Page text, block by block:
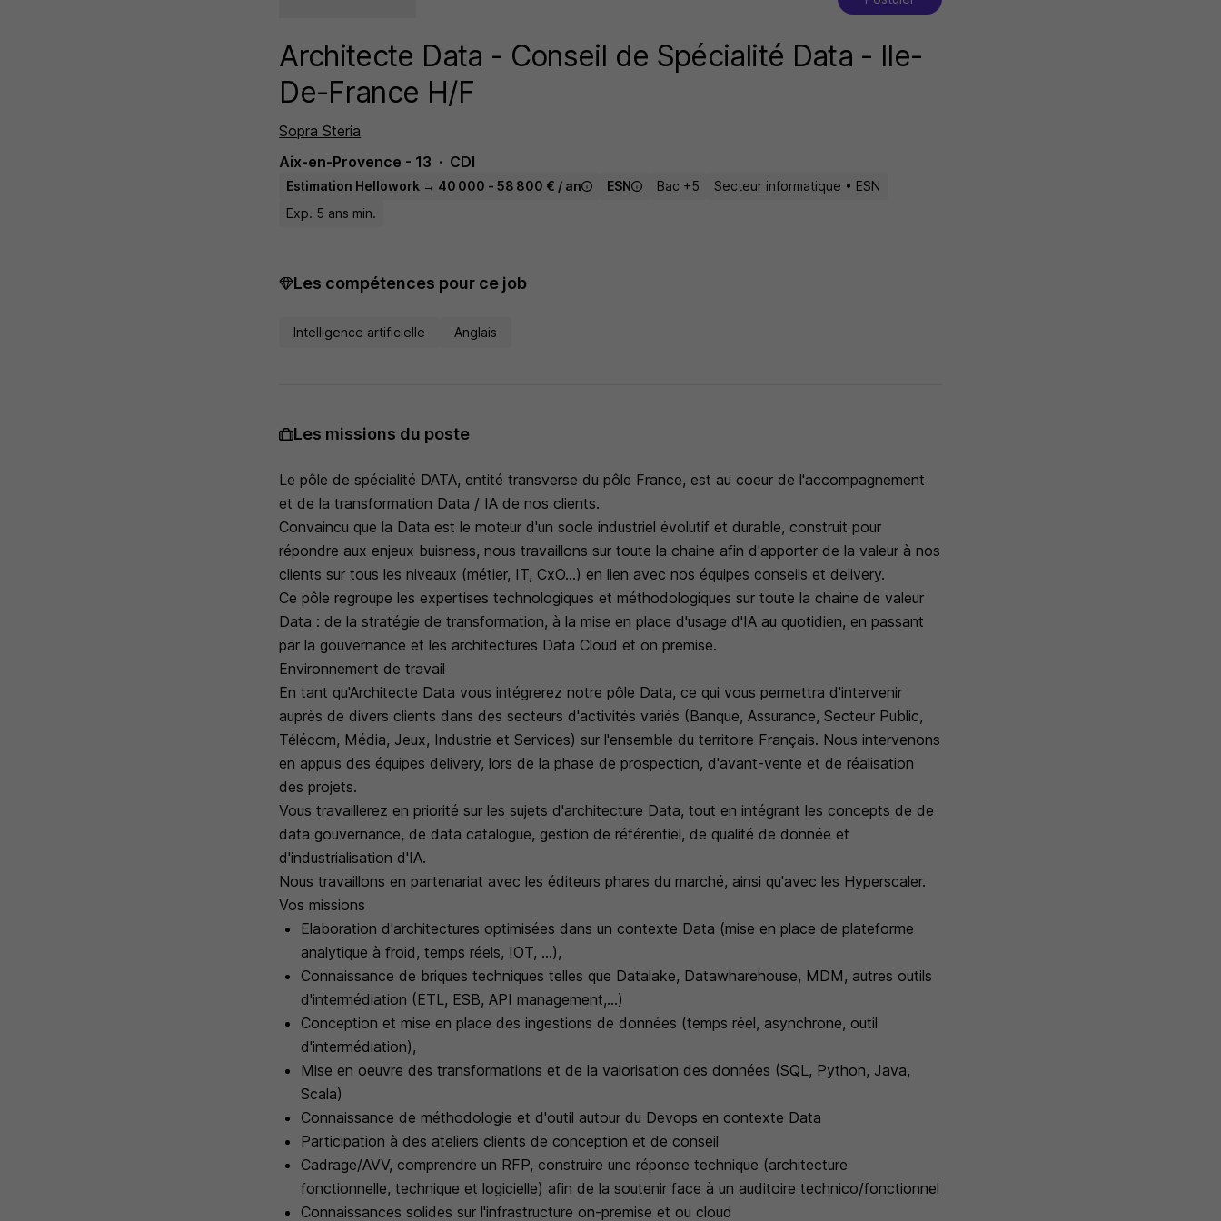
Architecte Data - Conseil de Spécialité Data - Ile-
De-France H/F
Sopra Steria
Aix-en-Provence - 13
CDI
Estimation Hellowork → 40 000 - 58 800 € / an ESN Bac +5
Secteur informatique • ESN
Exp. 5 ans min.
Les compétences pour ce job
Intelligence artificielle Anglais
Les missions du poste
Le pôle de spécialité DATA, entité transverse du pôle France, est au coeur de l'accompagnement
et de la transformation Data / IA de nos clients.
Convaincu que la Data est le moteur d'un socle industriel évolutif et durable, construit pour
répondre aux enjeux buisness, nous travaillons sur toute la chaine afin d'apporter de la valeur à nos
clients sur tous les niveaux (métier, IT, CxO...) en lien avec nos équipes conseils et delivery.
Ce pôle regroupe les expertises technologiques et méthodologiques sur toute la chaine de valeur
Data : de la stratégie de transformation, à la mise en place d'usage d'IA au quotidien, en passant
par la gouvernance et les architectures Data Cloud et on premise.
Environnement de travail
En tant qu'Architecte Data vous intégrerez notre pôle Data, ce qui vous permettra d'intervenir
auprès de divers clients dans des secteurs d'activités variés (Banque, Assurance, Secteur Public,
Télécom, Média, Jeux, Industrie et Services) sur l'ensemble du territoire Français. Nous intervenons
en appuis des équipes delivery, lors de la phase de prospection, d'avant-vente et de réalisation
des projets.
Vous travaillerez en priorité sur les sujets d'architecture Data, tout en intégrant les concepts de de
data gouvernance, de data catalogue, gestion de référentiel, de qualité de donnée et
d'industrialisation d'IA.
Nous travaillons en partenariat avec les éditeurs phares du marché, ainsi qu'avec les Hyperscaler.
Vos missions
Elaboration d'architectures optimisées dans un contexte Data (mise en place de plateforme
analytique à froid, temps réels, IOT, ...),
Connaissance de briques techniques telles que Datalake, Datawharehouse, MDM, autres outils
d'intermédiation (ETL, ESB, API management,...)
Conception et mise en place des ingestions de données (temps réel, asynchrone, outil
d'intermédiation),
Mise en oeuvre des transformations et de la valorisation des données (SQL, Python, Java,
Scala)
Connaissance de méthodologie et d'outil autour du Devops en contexte Data
Participation à des ateliers clients de conception et de conseil
Cadrage/AVV, comprendre un RFP, construire une réponse technique (architecture
fonctionnelle, technique et logicielle) afin de la soutenir face à un auditoire technico/fonctionnel
Connaissances solides sur l'infrastructure on-premise et ou cloud